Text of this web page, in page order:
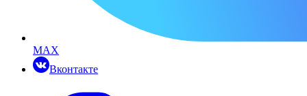
MAX
Вконтакте